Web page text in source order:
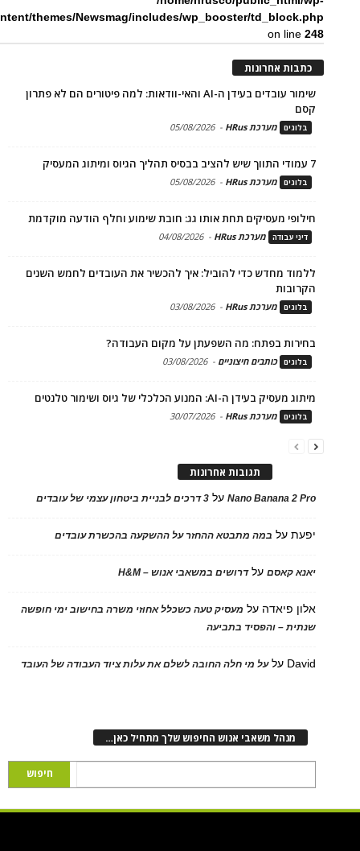
themes/Newsmag/includes/wp_booster/td_block.php
on line248
כתבות אחרונות
שימור עובדים בעידן ה-AI והאי-וודאות: למה פיטורים הם לא פתרון
קסם
בלוגים מערכת HRus -
05/08/2026
7 עמודי התווך שיש להציב בבסיס תהליך הגיוס ומיתוג המעסיק
בלוגים מערכת HRus -
05/08/2026
חילופי מעסיקים תחת אותו גג: חובת שימוע וחלף הודעה מוקדמת
דיני עבודה מערכת HRus -
04/08/2026
ללמוד מחדש כדי להוביל: איך להכשיר את העובדים לחמש השנים
הקרובות
בלוגים מערכת HRus -
03/08/2026
בחירות בפתח: מה השפעתן על מקום העבודה?
בלוגים כותבים חיצוניים -
03/08/2026
מיתוג מעסיק בעידן ה-AI: המנוע הכלכלי של גיוס ושימור טלנטים
בלוגים מערכת HRus -
30/07/2026
תגובות אחרונות
Nano Banana 2 Proעל 3 דרכים לבניית ביטחון עצמי של עובדים
יפעתעל במה מתבטא ההחזר על ההשקעה בהכשרת עובדים
יאנא קאסםעלדרושים במשאבי אנוש – H&M
אלון פיאדה על מעסיק טעה כשכלל אחוזי משרה בחישוב ימי חופשה
שנתית – והפסיד בתביעה
David עלעל מי חלה החובה לשלם את עלות ציוד העבודה של העובד
מנהל משאבי אנוש החיפוש שלך מתחיל כאן…